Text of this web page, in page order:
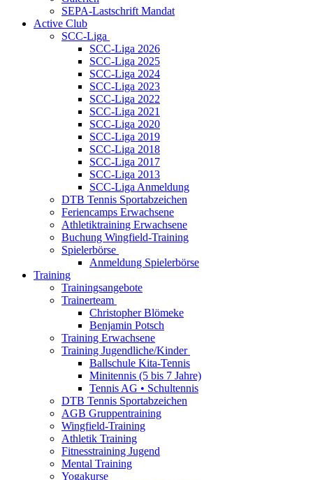
SEPA-Lastschrift Mandat
Active Club
SCC-Liga
SCC-Liga 2026
SCC-Liga 2025
SCC-Liga 2024
SCC-Liga 2023
SCC-Liga 2022
SCC-Liga 2021
SCC-Liga 2020
SCC-Liga 2019
SCC-Liga 2018
SCC-Liga 2017
SCC-Liga 2013
SCC-Liga Anmeldung
DTB Tennis Sportabzeichen
Feriencamps Erwachsene
Athletiktraining Erwachsene
Buchung Wingfield-Training
Spielerbörse
Anmeldung Spielerbörse
Training
Trainingsangebote
Trainerteam
Christopher Blömeke
Benjamin Potsch
Training Erwachsene
Training Jugendliche/Kinder
Ballschule Kita-Tennis
Minitennis (5 bis 7 Jahre)
Tennis AG • Schultennis
DTB Tennis Sportabzeichen
AGB Gruppentraining
Wingfield-Training
Athletik Training
Fitnesstraining Jugend
Mental Training
Yogakurse